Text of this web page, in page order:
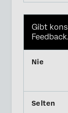
Gibt
Feedback.